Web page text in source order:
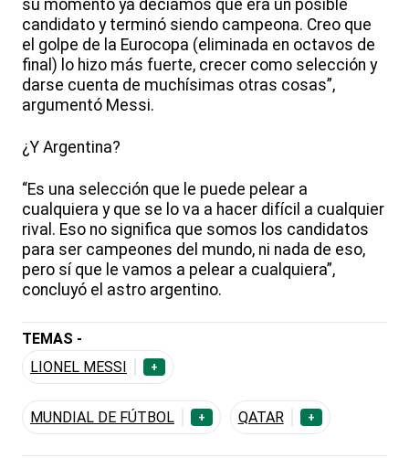
su momento ya decíamos que era un posible
candidato y terminó siendo campeona. Creo que
el golpe de la Eurocopa (eliminada en octavos de
final) lo hizo más fuerte, crecer como selección y
darse cuenta de muchísimas otras cosas”,
argumentó Messi.
¿Y Argentina?
“Es una selección que le puede pelear a
cualquiera y que se lo va a hacer difícil a cualquier
rival. Eso no significa que somos los candidatos
para ser campeones del mundo, ni nada de eso,
pero sí que le vamos a pelear a cualquiera”,
concluyó el astro argentino.
TEMAS -
LIONEL MESSI
+
MUNDIAL DE FÚTBOL + QATAR +